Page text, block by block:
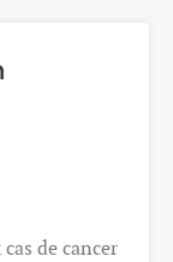
de cancer